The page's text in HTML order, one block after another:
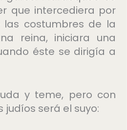
que intercediera por
costumbres de la
reina, iniciara una
éste se dirigía a
y teme, pero con
será el suyo: